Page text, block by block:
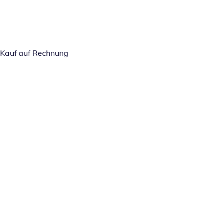
Kauf auf Rechnung